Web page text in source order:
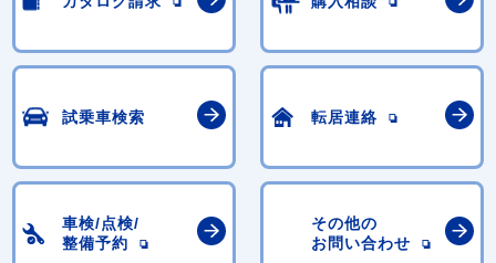
試乗車検索 転居連絡
車検/点検/
整備予約
その他の
お問い合わせ